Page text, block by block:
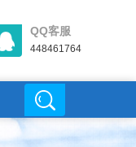
QQ客服
448461764